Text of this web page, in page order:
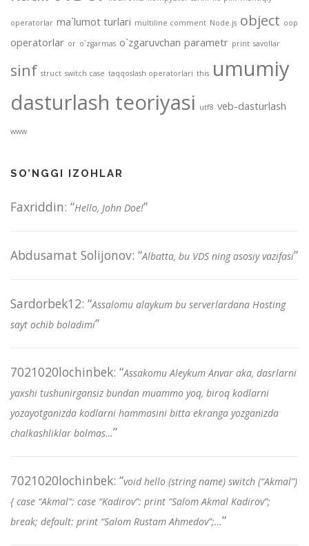
operatorlar ma`lumot turlari multiline comment Node.js object oop
operatorlar or o`zgarmas o`zgaruvchan parametr print savollar
sinf struct switch case taqqoslash operatorlari this umumiy
dasturlash teoriyasi utf8 veb-dasturlash
www
SO’NGGI IZOHLAR
Faxriddin: “Hello, John Doe!”
Abdusamat Solijonov: “Albatta, bu VDS ning asosiy vazifasi”
Sardorbek12: “Assalomu alaykum bu serverlardana Hosting
sayt ochib boladimi”
7021020lochinbek: “Assakomu Aleykum Anvar aka, dasrlarni
yaxshi tushunirgansiz bundan muammo yoq, biroq kodlarni
yozayotganizda kodlarni hammasini bitta ekranga yozganizda
chalkashliklar bolmas…”
7021020lochinbek: “void hello (string name) switch (“Akmal”)
{ case “Akmal”: case “Kadirov”: print “Salom Akmal Kadirov”;
break; default: print “Salom Rustam Ahmedov”;…”